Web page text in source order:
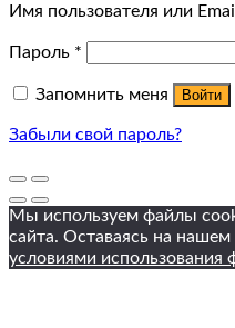
Имя пользователя или Email
Пароль *
Запомнить меня Войти
Забыли свой пароль?
Мы используем файлы
сайта. Оставаясь на
условиями использования